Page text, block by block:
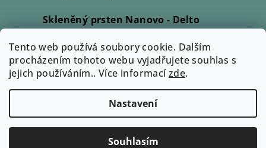
Tento web používá soubory cookie. Dalším
procházením tohoto webu vyjadřujete souhlas s
jejich používáním.. Více informacízde.
Nastavení
Souhlasím
Skleněný prsten Nanovo - Delto
Skleněný prsten - Lio
Hodnocení produktu je 5 z 5 hvězdiček.
| Monika Svobodová
Skleněný prsten - Rono
Hodnocení produktu je 5 z 5 hvězdiček.
Ilona Dvořáková
Copyright 2026Zuzum.cz. Všechna práva vyhrazena.